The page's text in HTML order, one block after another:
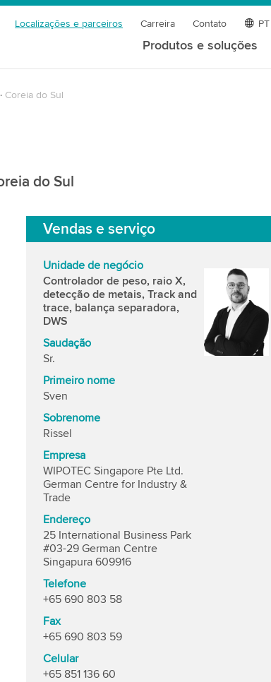
Localizações e parceiros Carreira Contato PT
Produtos e soluções
Coreia do Sul
do Sul
Vendas e serviço
Unidade de negócio
Controlador de peso, raio X,
detecção de metais, Track and
trace, balança separadora,
DWS
Saudação
Sr.
Primeiro nome
Sven
Sobrenome
Rissel
Empresa
WIPOTEC Singapore Pte Ltd.
German Centre for Industry &
Trade
Endereço
25 International Business Park
#03-29 German Centre
Singapura 609916
Telefone
+65 690 803 58
Fax
+65 690 803 59
Celular
+65 851 136 60